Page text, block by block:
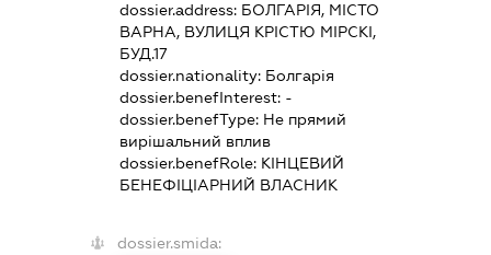
dossier.address: БОЛГАРІЯ, МІСТО
ВАРНА, ВУЛИЦЯ КРІСТЮ МІРСКІ,
БУД.17
dossier.nationality: Болгарія
dossier.benefInterest: -
dossier.benefType: Не прямий
вирішальний вплив
dossier.benefRole: КІНЦЕВИЙ
БЕНЕФІЦІАРНИЙ ВЛАСНИК
dossier.smida: